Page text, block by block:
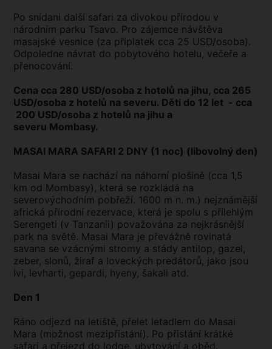
Po snídani další safari za divokou přírodou v
národním parku Tsavo. Pro zájemce návštěva
masajské vesnice (za příplatek cca 25 USD/osoba).
Odpoledne návrat do pobytového hotelu, večeře a
přenocování.
Cena cca 280 USD/osoba z hotelů na jihu, cca 265
USD/osoba z hotelů na severu. Děti do 12 let - cca
200 USD/osoba z hotelů na jihu a
severu Mombasy.
MASAI MARA SAFARI 2 DNY (1 noc) (libovolný den)
Masai Mara se nachází na náhorní plošině (cca 1,5
km od Mombasy), která se rozkládá na
severovýchodním pobřeží. 1600 m n. m.) nejznámější
africká přírodní rezervace, která je spolu s přilehlým
Serengeti (v Tanzanii) považována za nejkrásnější
park na světě. Masai Mara je převážně rovinatá
savana se vzácnými stromy a stády antilop, gazel,
zeber, slonů, žiraf a loveckých predátorů, jako jsou
lvi, levharti, gepardi, hyeny, šakali atd.
Den 1
Ráno odjezd na letiště, přelet letadlem do Masai
Mara (možnost mezipřistání). Po přistání krátké
safari a přejezd do lodge, ubytování a oběd.